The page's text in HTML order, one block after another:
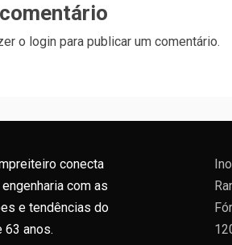
o login para publicar um comentário.
conecta
com as
e tendências do
63 anos.